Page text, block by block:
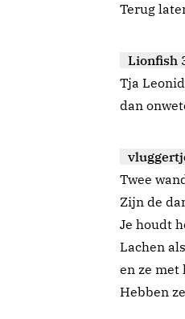
Terug
Lionfish
Tja
dan
Twee
Zijn de
Je houdt
Lachen
en ze met
Hebben